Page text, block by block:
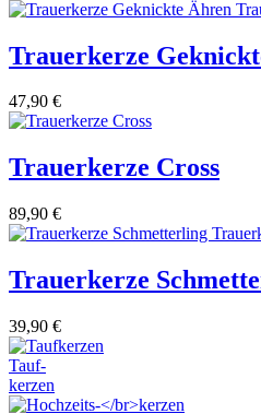
Trauerkerze
47,90 €
Trauerkerze Cross
89,90 €
Trauerkerze
39,90 €
Tauf-
kerzen